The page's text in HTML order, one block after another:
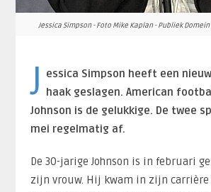
Jessica Simpson - Foto Mike Kaplan - Publiek
J
essica Simpson heeft een
haak geslagen. American
Johnson is de gelukkige. De twee
mei regelmatig af.
De 30-jarige Johnson is in februari
zijn vrouw. Hij kwam in zijn